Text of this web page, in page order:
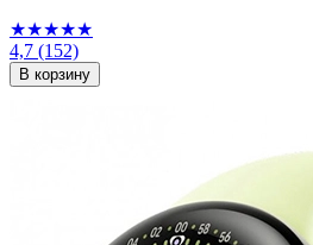
★★★★★
4,7 (152)
В корзину